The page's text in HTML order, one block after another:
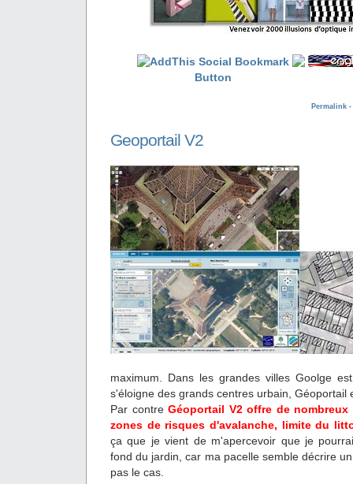
Permalink -
Geoportail V2
maximum. Dans les grandes villes Goolge
s'éloigne des grands centres urbain, Géoportail
Par contreGéoportail V2 offre de
zones de risques d'avalanche, limite du
ça que je vient de m'apercevoir que je
fond du jardin, car ma pacelle semble décrire
pas le cas.